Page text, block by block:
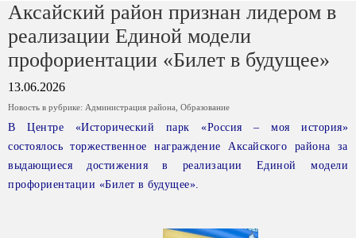
Аксайский район признан лидером в
реализации Единой модели
профориентации «Билет в будущее»
13.06.2026
Новость в рубрике: Администрация района Образование
В Центре «Исторический парк «Россия – моя история»
состоялось торжественное награждение Аксайского района за
выдающиеся достижения в реализации Единой модели
профориентации «Билет в будущее».